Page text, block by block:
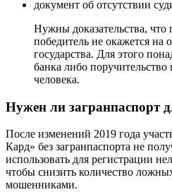
документ об отсутствии
Нужны доказательства,
победитель не окажется на
государства. Для этого
банка либо
человека.
Нужен ли загранпаспорт
После изменений 2019 года
Кард» без загранпаспорта не
использовать для регистрации
чтобы снизить количество
мошенниками.